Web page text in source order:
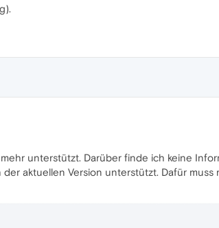
unterstützt. Darüber finde ich keine
aktuellen Version unterstützt. Dafür